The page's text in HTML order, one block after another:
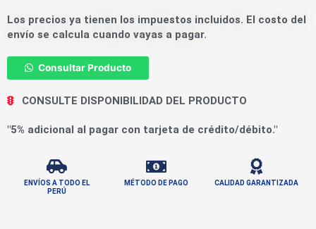
Los precios ya tienen los impuestos incluidos. El costo del
envío se calcula cuando vayas a pagar.
Consultar Producto
CONSULTE DISPONIBILIDAD DEL PRODUCTO
"5% adicional al pagar con tarjeta de crédito/débito."
ENVÍOS A TODO EL
PERÚ
MÉTODO DE PAGO CALIDAD GARANTIZADA